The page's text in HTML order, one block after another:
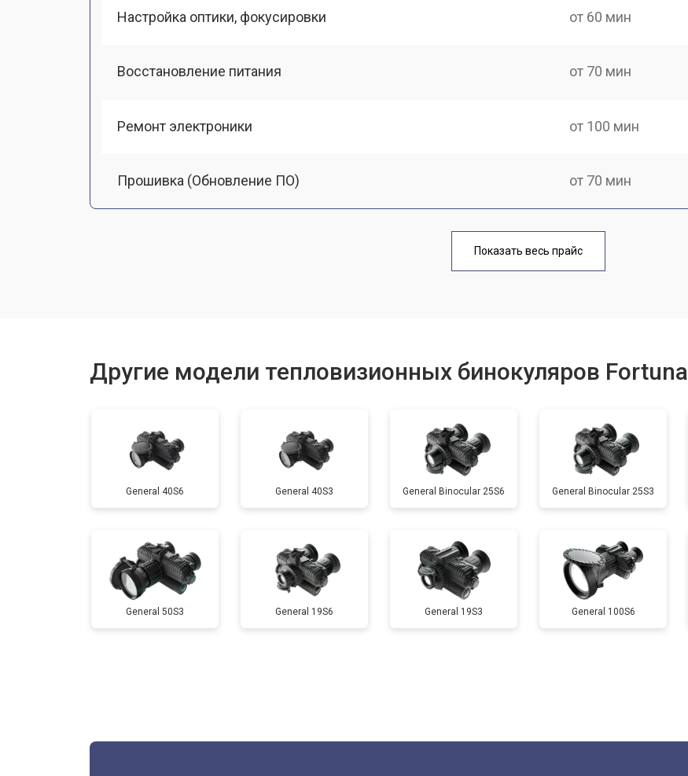
Настройка оптики, фокусировки от 60 мин
Восстановление питания от 70 мин
Ремонт электроники от 100 мин
Прошивка (Обновление ПО) от 70 мин
от 40 мин
Показать весь прайс
Другие модели тепловизионных бинокуляров Fortuna
General 40S6 General 40S3 General Binocular 25S6 General Binocular 25S3
General 50S3 General 19S6 General 19S3 General 100S6